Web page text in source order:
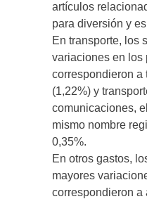
artículos
para diversión y
En transporte, los
variaciones en los
correspondieron a
(1,22%) y
comunicaciones,
mismo nombre
0,35%.
En otros gastos,
mayores
correspondieron a